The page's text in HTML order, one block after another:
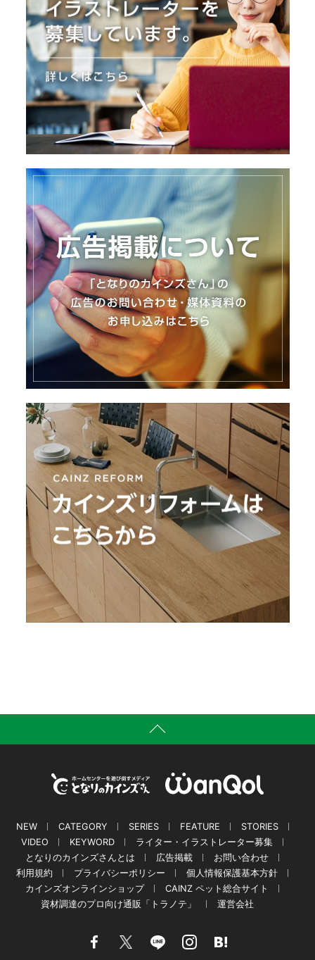
NEW CATEGORY SERIES FEATURE
STORIES
VIDEO
KEYWORD
ライター・イラストレーター募集
となりのカインズさんとは
広告掲載
お問い合わせ
利用規約
プライバシーポリシー
個人情報保護基本方針
カインズオンラインショップ
CAINZ ペット総合サイト
資材調達のプロ向け通販「トラノテ」
運営会社